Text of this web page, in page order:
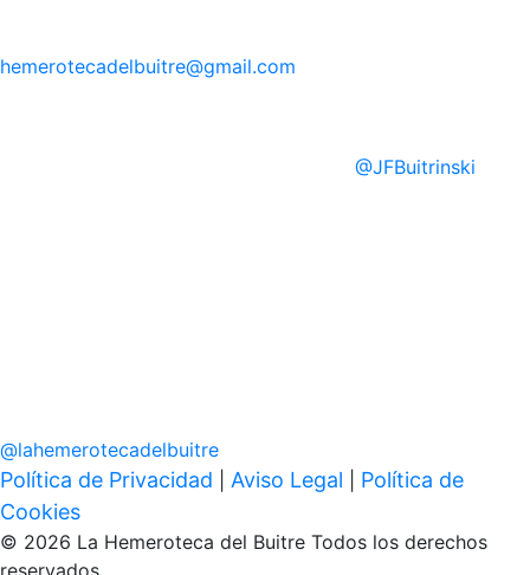
hemerotecadelbuitre@gmail.com
@JFBuitrinski
@lahemerotecadelbuitre
Política de Privacidad Aviso Legal
Política de
Cookies
© 2026 La Hemeroteca del Buitre Todos los derechos
reservados.